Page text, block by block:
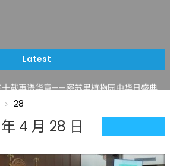
Latest
励(Li Statler)与钢琴家Darek演绎一场古筝
载再谱华章——密苏里植物园中华日盛典
十年 致力推动全球植物多样性研究与中美
28
4 月 28 日